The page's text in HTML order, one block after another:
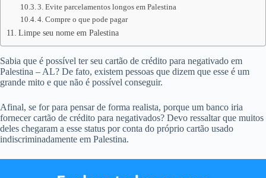
3. Evite parcelamentos longos em Palestina
4. Compre o que pode pagar
Limpe seu nome em Palestina
Sabia que é possível ter seu cartão de crédito para negativado em
Palestina – AL? De fato, existem pessoas que dizem que esse é um
grande mito e que não é possível conseguir.
Afinal, se for para pensar de forma realista, porque um banco iria
fornecer cartão de crédito para negativados? Devo ressaltar que muitos
deles chegaram a esse status por conta do próprio cartão usado
indiscriminadamente em Palestina.